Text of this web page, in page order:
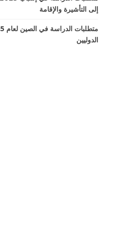
إلى التأشيرة والإقامة
الدوليين